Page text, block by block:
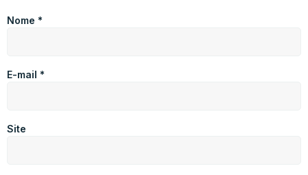
Nome *
E-mail *
Site